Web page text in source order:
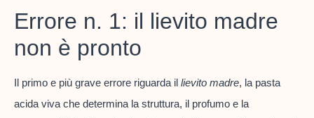
Errore n. 1: il lievito madre
non è pronto
Il primo e più grave errore riguarda il lievito madre, la pasta
acida viva che determina la struttura, il profumo e la